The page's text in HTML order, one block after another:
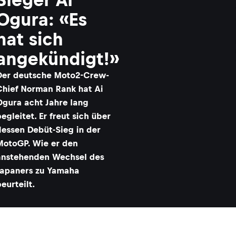
«Es
sich
deutsche Moto2-Crew-
Norman Rank hat Ai
acht Jahre lang
Er freut sich über
Debüt-Sieg in der
Wie er den
Wechsel des
zu Yamaha